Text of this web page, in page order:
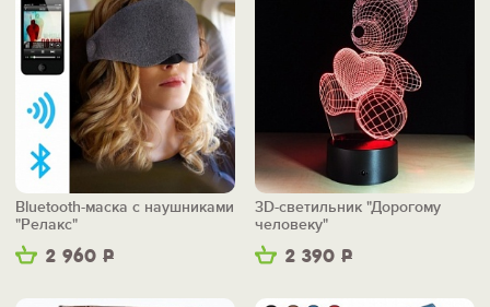
2 960 Р
Bluetooth-маска с наушниками
"Релакс"
2 390 Р
3D-светильник "Дорогому
человеку"